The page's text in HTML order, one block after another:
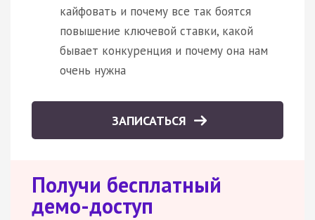
кайфовать и почему все так боятся
повышение ключевой ставки, какой
бывает конкуренция и почему она нам
очень нужна
ЗАПИСАТЬСЯ
Получи бесплатный
демо-доступ